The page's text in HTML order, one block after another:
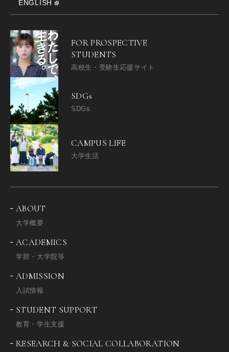
ENGLISH
FOR PROSPECTIVE
STUDENTS
高校生・受験生応援サイト
SDGs
SDGs
CAMPUS LIFE
大学生活
ABOUT
大学概要
ACADEMICS
学部・大学院等
ADMISSION
入試情報
STUDENT SUPPORT
教育・学生支援
RESEARCH & SOCIAL COLLABORATION